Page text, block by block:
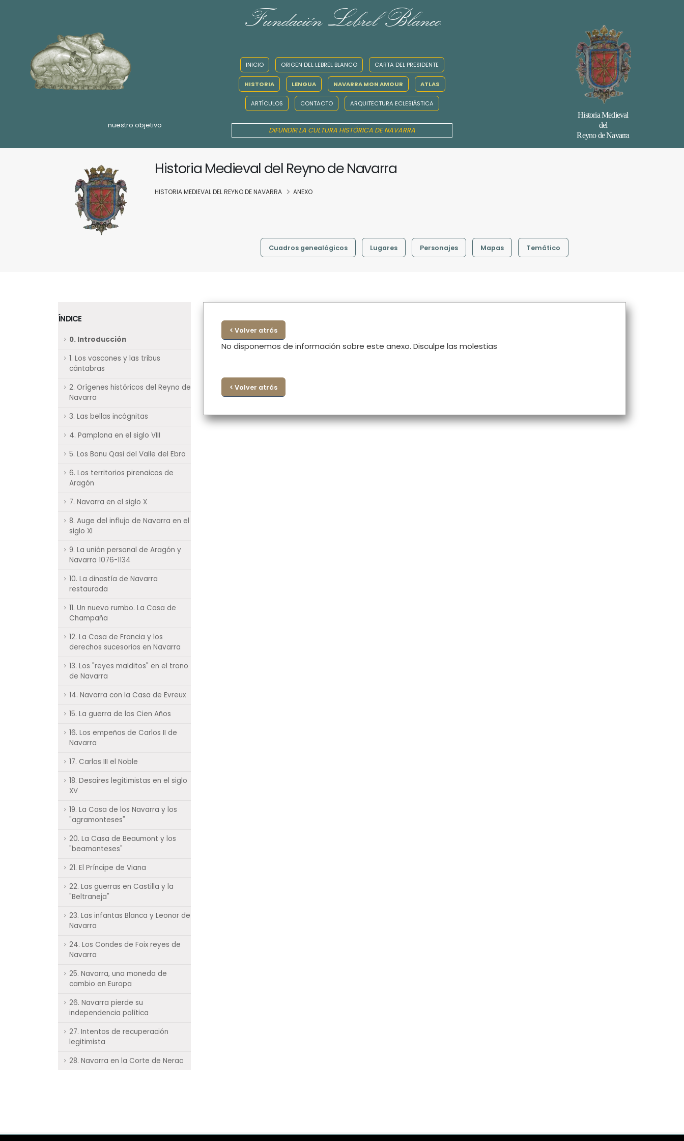
nuestro objetivo
Fundación Lebrel Blanco
INICIO ORIGEN DEL LEBREL BLANCO CARTA DEL PRESIDENTE
HISTORIA LENGUA NAVARRA MON AMOUR ATLAS
ARTÍCULOS CONTACTO ARQUITECTURA ECLESIÁSTICA
DIFUNDIR LA CULTURA HISTÓRICA DE NAVARRA
Historia Medieval
del
Reyno de Navarra
Historia Medieval del Reyno de Navarra
HISTORIA MEDIEVAL DEL REYNO DE NAVARRA ANEXO
Cuadros genealógicos Lugares Personajes Mapas Temático
ÍNDICE
0. Introducción
1. Los vascones y las tribus
cántabras
2. Orígenes históricos del Reyno de
Navarra
3. Las bellas incógnitas
4. Pamplona en el siglo VIII
5. Los Banu Qasi del Valle del Ebro
6. Los territorios pirenaicos de
Aragón
7. Navarra en el siglo X
8. Auge del influjo de Navarra en el
siglo XI
9. La unión personal de Aragón y
Navarra 1076-1134
10. La dinastía de Navarra
restaurada
11. Un nuevo rumbo. La Casa de
Champaña
12. La Casa de Francia y los
derechos sucesorios en Navarra
13. Los "reyes malditos" en el trono
de Navarra
14. Navarra con la Casa de Evreux
15. La guerra de los Cien Años
16. Los empeños de Carlos II de
Navarra
17. Carlos III el Noble
18. Desaires legitimistas en el siglo
XV
19. La Casa de los Navarra y los
"agramonteses"
20. La Casa de Beaumont y los
"beamonteses"
21. El Príncipe de Viana
22. Las guerras en Castilla y la
"Beltraneja"
23. Las infantas Blanca y Leonor de
Navarra
24. Los Condes de Foix reyes de
Navarra
25. Navarra, una moneda de
cambio en Europa
26. Navarra pierde su
independencia política
27. Intentos de recuperación
legitimista
28. Navarra en la Corte de Nerac
< Volver atrás
No disponemos de información sobre este anexo. Disculpe las molestias
< Volver atrás